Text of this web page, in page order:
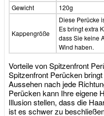
Gewicht
120g
Kappengröße
Diese Perücke
Es bringt extra
dass Sie keine
Wind haben.
Vorteile von Spitzenfront
Spitzenfront Perücken
Aussehen nach jede
Perücken kann Ihre eigene
Illusion stellen, dass die
ist es schwer zu